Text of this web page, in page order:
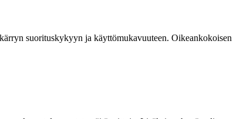
suorituskykyyn ja käyttömukavuuteen. Oikeankokoisen